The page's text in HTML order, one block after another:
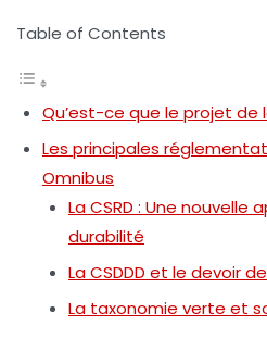
Table of Contents
Qu’est-ce que le projet de
Les principales
Omnibus
La CSRD : Une
durabilité
La CSDDD et le devoir
La taxonomie verte et